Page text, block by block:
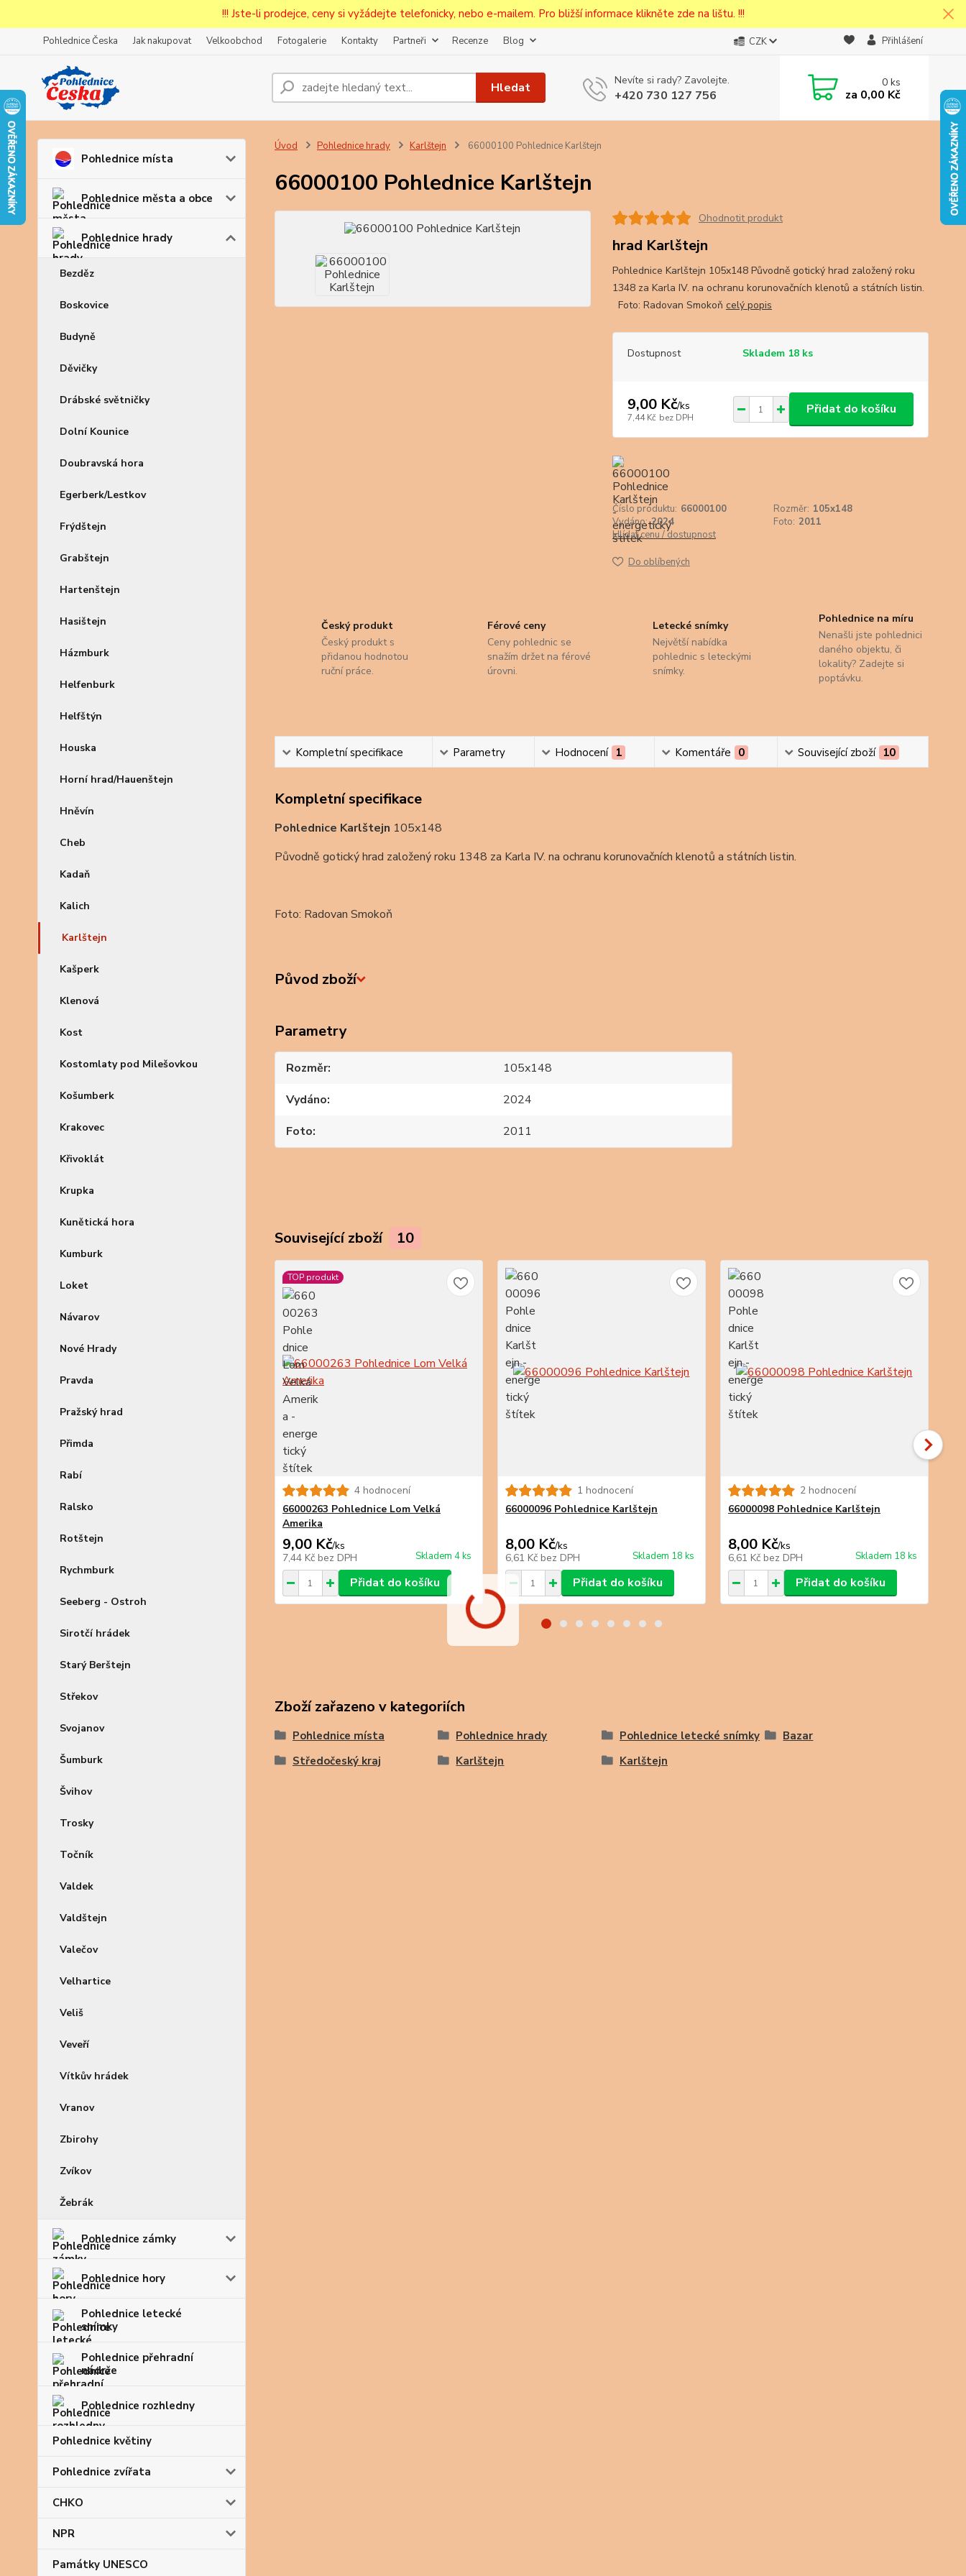
!!! Jste-li prodejce, ceny si vyžádejte telefonicky, nebo e-mailem. Pro bližší informace klikněte zde na lištu. !!!
Pohlednice Česka Jak nakupovat Velkoobchod Fotogalerie Kontakty Partneři Recenze Blog CZK Přihlášení
Hledat Nevíte si rady? Zavolejte.
+420 730 127 756
0ks
za 0,00 Kč
Pohlednice místa
Pohlednice města a obce
Pohlednice hrady
Bezděz
Boskovice
Budyně
Děvičky
Drábské světničky
Dolní Kounice
Doubravská hora
Egerberk/Lestkov
Frýdštejn
Grabštejn
Hartenštejn
Hasištejn
Házmburk
Helfenburk
Helfštýn
Houska
Horní hrad/Hauenštejn
Hněvín
Cheb
Kadaň
Kalich
Karlštejn
Kašperk
Klenová
Kost
Kostomlaty pod Milešovkou
Košumberk
Krakovec
Křivoklát
Krupka
Kunětická hora
Kumburk
Loket
Návarov
Nové Hrady
Pravda
Pražský hrad
Přimda
Rabí
Ralsko
Rotštejn
Rychmburk
Seeberg - Ostroh
Sirotčí hrádek
Starý Berštejn
Střekov
Svojanov
Šumburk
Švihov
Trosky
Točník
Valdek
Valdštejn
Valečov
Velhartice
Veliš
Veveří
Vítkův hrádek
Vranov
Zbirohy
Zvíkov
Žebrák
Pohlednice zámky
Pohlednice hory
Pohlednice letecké
snímky
Pohlednice přehradní
nádrže
Pohlednice rozhledny
Pohlednice květiny
Pohlednice zvířata
CHKO
NPR
Památky UNESCO
Úvod Pohlednice hrady Karlštejn 66000100 Pohlednice Karlštejn
66000100 Pohlednice Karlštejn
Ohodnotit produkt
hrad Karlštejn
Pohlednice Karlštejn 105x148 Původně gotický hrad založený roku
1348 za Karla IV. na ochranu korunovačních klenotů a státních listin.
Foto: Radovan Smokoň celý popis
Dostupnost Skladem 18 ks
9,00 Kč/ks
7,44 Kč bez DPH
Přidat do košíku
Číslo produktu: 66000100 Rozměr: 105x148
Vydáno: 2024 Foto: 2011
Hlídat cenu / dostupnost
Do oblíbených
Český produkt
Český produkt s
přidanou hodnotou
ruční práce.
Férové ceny
Ceny pohlednic se
snažím držet na férové
úrovni.
Letecké snímky
Největší nabídka
pohlednic s leteckými
snímky.
Pohlednice na míru
Nenašli jste pohlednici
daného objektu, či
lokality? Zadejte si
poptávku.
Kompletní specifikace Parametry Hodnocení 1 Komentáře 0 Související zboží 10
Kompletní specifikace
Pohlednice Karlštejn 105x148
Původně gotický hrad založený roku 1348 za Karla IV. na ochranu korunovačních klenotů a státních listin.
Foto: Radovan Smokoň
Původ zboží
Parametry
Rozměr
105x148
Vydáno
2024
Foto
2011
Související zboží 10
TOP produkt
4 hodnocení
66000263 Pohlednice Lom Velká
Amerika
9,00 Kč/ks
7,44 Kč bez DPH Skladem 4 ks
Přidat do košíku
1 hodnocení
66000096 Pohlednice Karlštejn
8,00 Kč/ks
6,61 Kč bez DPH Skladem 18 ks
Přidat do košíku
2 hodnocení
66000098 Pohlednice Karlštejn
8,00 Kč/ks
6,61 Kč bez DPH Skladem 18 ks
Přidat do košíku
Zboží zařazeno v kategoriích
Pohlednice místa Pohlednice hrady Pohlednice letecké snímky
Bazar
Středočeský kraj
Karlštejn Karlštejn
Prodejcům bude po zaregistrování nastavena sleva, případně upravena cena v
první objednávce.
Souhlasím sezpracováním osobních údajů